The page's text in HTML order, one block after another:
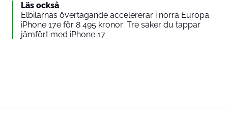
Läs också
Elbilarnas övertagande accelererar i norra Europa
iPhone 17e för 8 495 kronor: Tre saker du tappar
jämfört med iPhone 17